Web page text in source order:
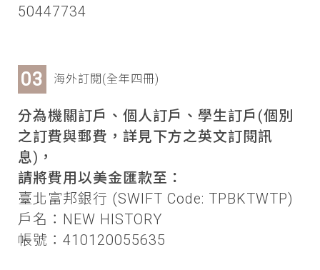
50447734
海外訂閱(全年四冊)
分為機關訂戶、個人訂戶、學生訂戶(個別
之訂費與郵費，詳見下方之英文訂閱訊
息)，
請將費用以美金匯款至：
臺北富邦銀行 (SWIFT Code: TPBKTWTP)
戶名：NEW HISTORY
帳號：410120055635